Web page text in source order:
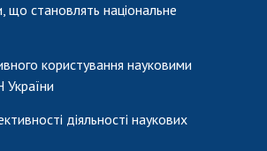
що становлять національне
користування науковими
діяльності наукових